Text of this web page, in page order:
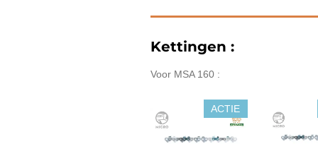
Kettingen :
Voor MSA 160 :
ACTIE